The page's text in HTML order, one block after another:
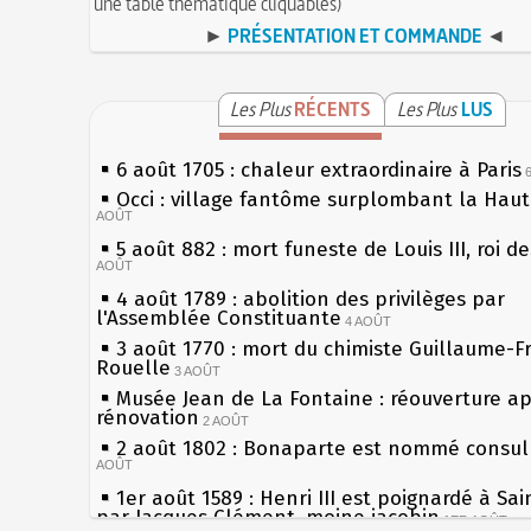
► PRÉSENTATION ET COMMANDE ◄
Les PlusRÉCENTS Les Plus LUS
6 août 1705 : chaleur extraordinaire à Paris
Occi : village fantôme surplombant la
AOÛT
5 août 882 : mort funeste de Louis III, roi
AOÛT
4 août 1789 : abolition des privilèges par
l'Assemblée Constituante 4 AOÛT
3 août 1770 : mort du chimiste Guillaume-
Rouelle 3 AOÛT
Musée Jean de La Fontaine : réouverture
rénovation 2 AOÛT
2 août 1802 : Bonaparte est nommé
AOÛT
1er août 1589 : Henri III est poignardé à
par Jacques Clément, moine jacobin 1ER AOÛT